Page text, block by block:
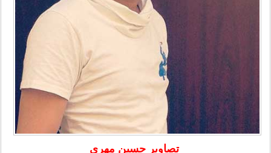
تصاویر حسین مهری